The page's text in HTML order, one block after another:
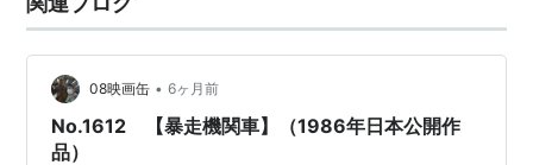
ー・ウェインスタイン
デル
原案：
撮影：
アラン・ヒューム
08映画缶 • 6ヶ月前
No.1612 【暴走機関車】（1986年日本公開作
品）